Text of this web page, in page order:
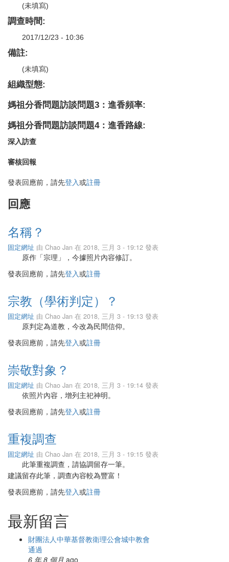
(未填寫)
調查時間:
2017/12/23 - 10:36
備註:
(未填寫)
組織型態:
媽祖分香問題訪談問題3：進香頻率:
媽祖分香問題訪談問題4：進香路線:
深入訪查
審核回報
發表回應前，請先登入或註冊
回應
名稱？
固定網址 由 Chao Jan 在 2018, 三月 3 - 19:12 發表
原作「宗理」，今據照片內容修訂。
發表回應前，請先登入或註冊
宗教（學術判定）？
固定網址 由 Chao Jan 在 2018, 三月 3 - 19:13 發表
原判定為道教，今改為民間信仰。
發表回應前，請先登入或註冊
崇敬對象？
固定網址 由 Chao Jan 在 2018, 三月 3 - 19:14 發表
依照片內容，增列主祀神明。
發表回應前，請先登入或註冊
重複調查
固定網址 由 Chao Jan 在 2018, 三月 3 - 19:15 發表
此筆重複調查，請協調留存一筆。
建議留存此筆，調查內容較為豐富！
發表回應前，請先登入或註冊
最新留言
財團法人中華基督教衛理公會城中教會
通過
6 年 8 個月 ago